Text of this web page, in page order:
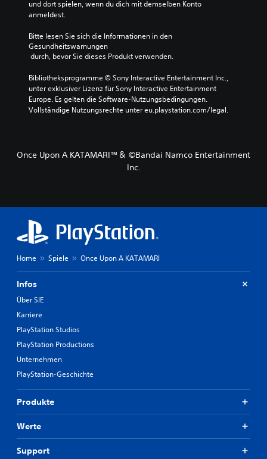
und dort spielen, wenn du dich mit demselben Konto
anmeldest.
Bitte lesen Sie sich die Informationen in den
Gesundheitswarnungen
durch, bevor Sie dieses Produkt verwenden.
Bibliotheksprogramme © Sony Interactive Entertainment Inc.,
unter exklusiver Lizenz für Sony Interactive Entertainment
Europe. Es gelten die Software-Nutzungsbedingungen.
Vollständige Nutzungsrechte unter eu.playstation.com/legal.
Once Upon A KATAMARI™＆ ©Bandai Namco Entertainment
Inc.
Home Spiele Once Upon A KATAMARI
Infos
Über SIE
Karriere
PlayStation Studios
PlayStation Productions
Unternehmen
PlayStation-Geschichte
Produkte
Werte
Support